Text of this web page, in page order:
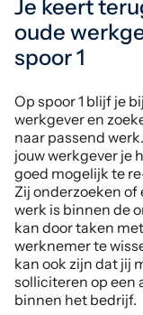
Je keert
oude
spoor 1
Op spoor 1 blijf je
werkgever en
naar passend
jouw werkgever je
goed mogelijk te
Zij onderzoeken of
werk is binnen de
kan door taken
werknemer te
kan ook zijn dat jij
solliciteren op een
binnen het bedrijf.